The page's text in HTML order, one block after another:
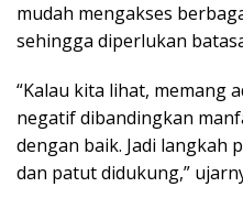
mudah mengakses
sehingga diperlukan
“Kalau kita lihat, memang
negatif dibandingkan
dengan baik. Jadi langkah
dan patut didukung,”